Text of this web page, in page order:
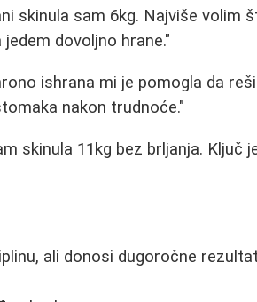
skinula sam 6kg. Najviše volim
dovoljno hrane."
ishrana mi je pomogla da
nakon trudnoće."
skinula 11kg bez brljanja. Ključ
ali donosi dugoročne